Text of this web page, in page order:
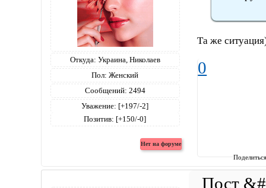
Откуда: Украина, Николаев
Пол: Женский
Сообщений: 2494
Уважение: [+197/-2]
Позитив: [+150/-0]
Та же
0